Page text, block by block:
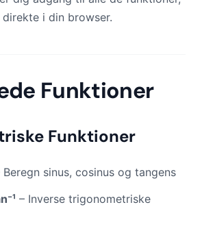
i din browser.
Funktioner
Funktioner
Beregn sinus, cosinus og tangens
– Inverse trigonometriske